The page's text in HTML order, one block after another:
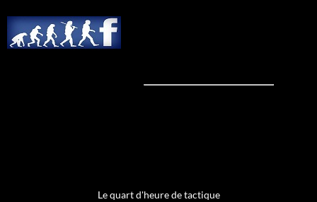
Le quart d'heure de tactique